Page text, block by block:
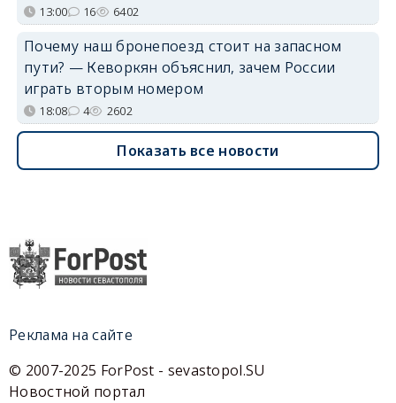
13:00 16 6402
Почему наш бронепоезд стоит на запасном
пути? — Кеворкян объяснил, зачем России
играть вторым номером
18:08 4 2602
Показать все новости
Реклама на сайте
© 2007-2025 ForPost - sevastopol.SU
Новостной портал